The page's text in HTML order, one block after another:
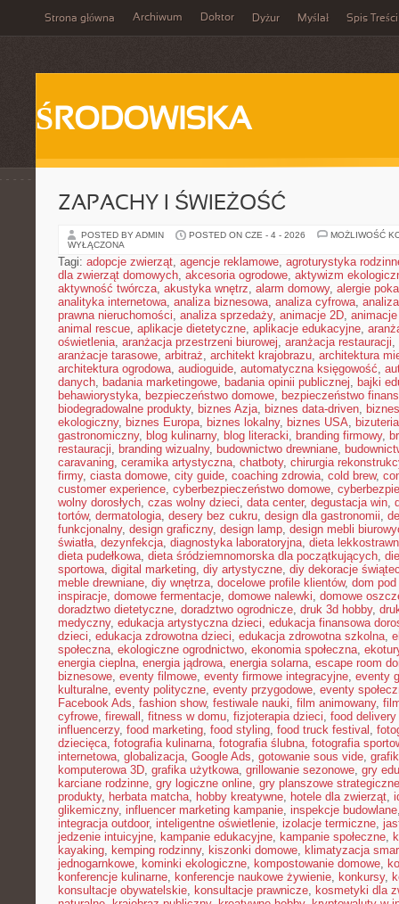
Strona główna Archiwum Doktor Dyżur Myślał Spis Treści
ŚRODOWISKA
ZAPACHY I ŚWIEŻOŚĆ
POSTED BY ADMIN POSTED ON CZE - 4 - 2026
MOŻLIWOŚĆ
WYŁĄCZONA
Tagi: adopcje zwierząt, agencje reklamowe, agroturystyka
dla zwierząt domowych, akcesoria ogrodowe, aktywizm
aktywność twórcza, akustyka wnętrz, alarm domowy, alergie
analityka internetowa, analiza biznesowa, analiza cyfrowa,
prawna nieruchomości, analiza sprzedaży, animacje 2D,
animal rescue, aplikacje dietetyczne, aplikacje edukacyjne,
oświetlenia, aranżacja przestrzeni biurowej, aranżacja restauracji,
aranżacje tarasowe, arbitraż, architekt krajobrazu, architektura
architektura ogrodowa, audioguide, automatyczna księgowość,
danych, badania marketingowe, badania opinii publicznej, bajki
behawiorystyka, bezpieczeństwo domowe, bezpieczeństwo
biodegradowalne produkty, biznes Azja, biznes data-driven,
ekologiczny, biznes Europa, biznes lokalny, biznes USA,
gastronomiczny, blog kulinarny, blog literacki, branding firmowy,
restauracji, branding wizualny, budownictwo drewniane,
caravaning, ceramika artystyczna, chatboty, chirurgia
firmy, ciasta domowe, city guide, coaching zdrowia, cold brew,
customer experience, cyberbezpieczeństwo domowe,
wolny dorosłych, czas wolny dzieci, data center, degustacja win,
tortów, dermatologia, desery bez cukru, design dla gastronomii,
funkcjonalny, design graficzny, design lamp, design mebli
światła, dezynfekcja, diagnostyka laboratoryjna, dieta
dieta pudełkowa, dieta śródziemnomorska dla początkujących,
sportowa, digital marketing, diy artystyczne, diy dekoracje
meble drewniane, diy wnętrza, docelowe profile klientów, dom
inspiracje, domowe fermentacje, domowe nalewki, domowe
doradztwo dietetyczne, doradztwo ogrodnicze, druk 3d hobby,
medyczny, edukacja artystyczna dzieci, edukacja finansowa
dzieci, edukacja zdrowotna dzieci, edukacja zdrowotna szkolna,
społeczna, ekologiczne ogrodnictwo, ekonomia społeczna,
energia cieplna, energia jądrowa, energia solarna, escape room
biznesowe, eventy filmowe, eventy firmowe integracyjne, eventy
kulturalne, eventy polityczne, eventy przygodowe, eventy
Facebook Ads, fashion show, festiwale nauki, film animowany,
cyfrowe, firewall , fitness w domu, fizjoterapia dzieci, food delivery
influencerzy, food marketing, food styling, food truck festival ,
dziecięca, fotografia kulinarna, fotografia ślubna, fotografia
internetowa, globalizacja, Google Ads, gotowanie sous vide,
komputerowa 3D, grafika użytkowa, grillowanie sezonowe, gry
karciane rodzinne, gry logiczne online, gry planszowe strategiczne
produkty, herbata matcha, hobby kreatywne, hotele dla zwierząt,
glikemiczny, influencer marketing kampanie, inspekcje budowlane
integracja outdoor, inteligentne oświetlenie, izolacje termiczne,
jedzenie intuicyjne, kampanie edukacyjne, kampanie społeczne,
kayaking, kemping rodzinny, kiszonki domowe, klimatyzacja
jednogarnkowe, kominki ekologiczne, kompostowanie domowe,
konferencje kulinarne, konferencje naukowe żywienie, konkursy,
konsultacje obywatelskie, konsultacje prawnicze, kosmetyki dla